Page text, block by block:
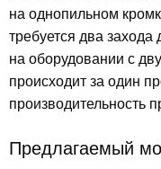
на однопильном
требуется два
на оборудовании с
происходит за один
производительность
Предлагаемый